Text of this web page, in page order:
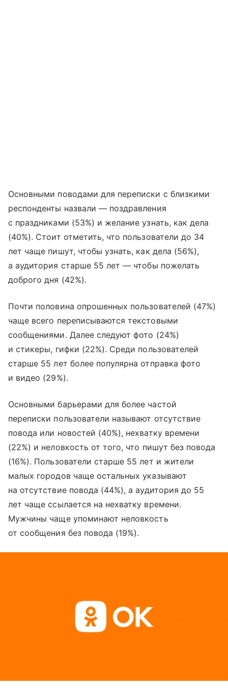
Основными поводами для переписки с близкими
респонденты назвали — поздравления
с праздниками (53%) и желание узнать, как дела
(40%). Стоит отметить, что пользователи до 34
лет чаще пишут, чтобы узнать, как дела (56%),
а аудитория старше 55 лет — чтобы пожелать
доброго дня (42%).
Почти половина опрошенных пользователей (47%)
чаще всего переписываются текстовыми
сообщениями. Далее следуют фото (24%)
и стикеры, гифки (22%). Среди пользователей
старше 55 лет более популярна отправка фото
и видео (29%).
Основными барьерами для более частой
переписки пользователи называют отсутствие
повода или новостей (40%), нехватку времени
(22%) и неловкость от того, что пишут без повода
(16%). Пользователи старше 55 лет и жители
малых городов чаще остальных указывают
на отсутствие повода (44%), а аудитория до 55
лет чаще ссылается на нехватку времени.
Мужчины чаще упоминают неловкость
от сообщения без повода (19%).